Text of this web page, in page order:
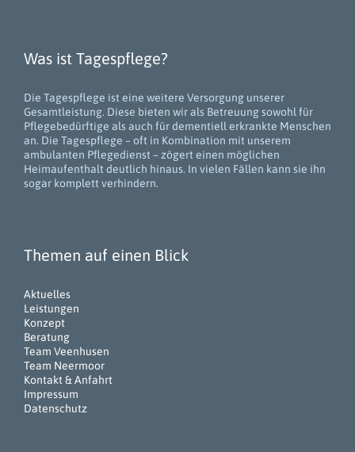
Was ist Tagespflege?
Die Tagespflege ist eine weitere Versorgung unserer
Gesamtleistung. Diese bieten wir als Betreuung sowohl für
Pflegebedürftige als auch für dementiell erkrankte Menschen
an. Die Tagespflege – oft in Kombination mit unserem
ambulanten Pflegedienst – zögert einen möglichen
Heimaufenthalt deutlich hinaus. In vielen Fällen kann sie ihn
sogar komplett verhindern.
Themen auf einen Blick
Aktuelles
Leistungen
Konzept
Beratung
Team Veenhusen
Team Neermoor
Kontakt & Anfahrt
Impressum
Datenschutz